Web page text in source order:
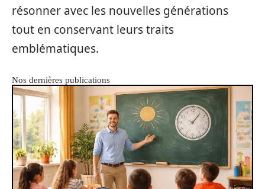
résonner avec les nouvelles générations
tout en conservant leurs traits
emblématiques.
Nos dernières publications